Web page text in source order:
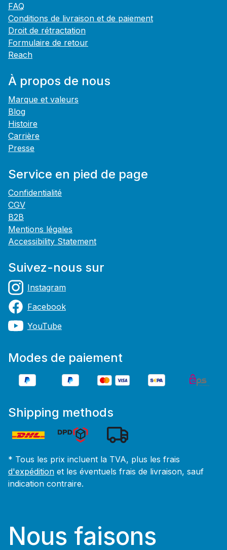
FAQ
Conditions de livraison et de paiement
Droit de rétractation
Formulaire de retour
Reach
À propos de nous
Marque et valeurs
Blog
Histoire
Carrière
Presse
Service en pied de page
Confidentialité
CGV
B2B
Mentions légales
Accessibility Statement
Suivez-nous sur
Instagram
Facebook
YouTube
Modes de paiement
Shipping methods
* Tous les prix incluent la TVA, plus les frais
d'expédition et les éventuels frais de livraison, sauf
indication contraire.
Nous faisons